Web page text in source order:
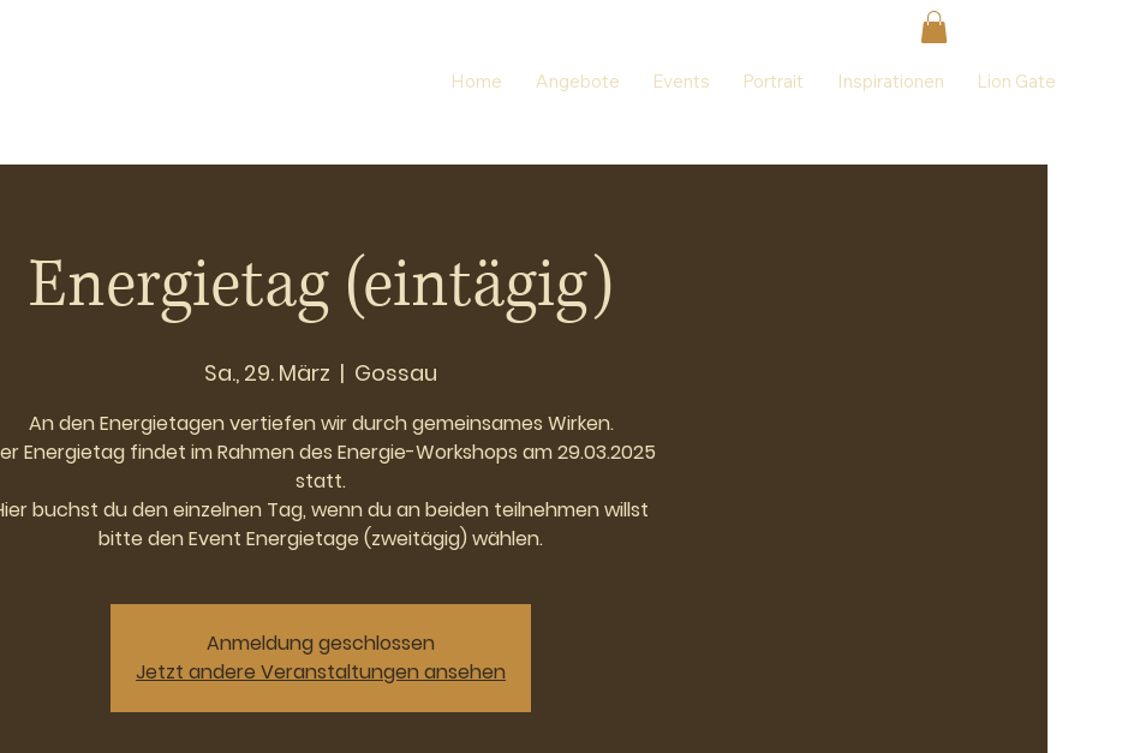
Home Angebote Events Portrait Inspirationen Lion Gate
Energietag (eintägig)
Sa., 29. März
  |
Gossau
An den Energietagen vertiefen wir durch gemeinsames Wirken.
Energietag findet im Rahmen des Energie-Workshops am 29.03.2025
statt.
buchst du den einzelnen Tag, wenn du an beiden teilnehmen willst
bitte den Event Energietage (zweitägig) wählen.
Anmeldung geschlossen
Jetzt andere Veranstaltungen ansehen